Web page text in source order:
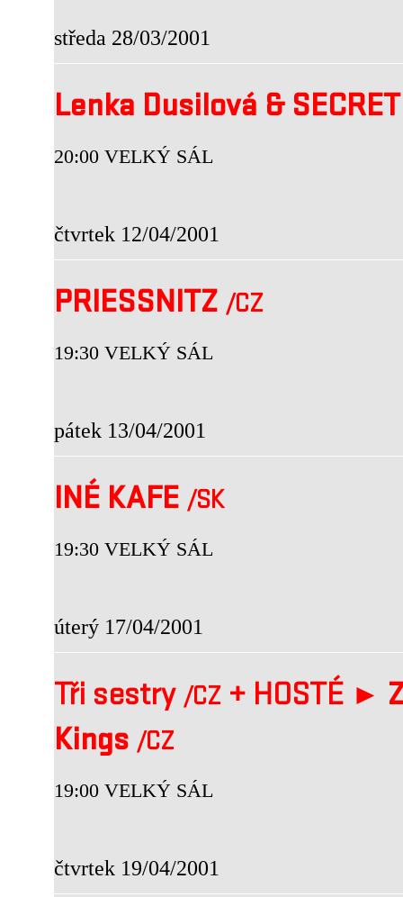
středa 28/03/2001
Lenka Dusilová &
20:00 VELKÝ SÁL
čtvrtek 12/04/2001
PRIESSNITZ /CZ
19:30 VELKÝ SÁL
pátek 13/04/2001
INÉ KAFE /SK
19:30 VELKÝ SÁL
úterý 17/04/2001
Tři sestry /CZ + HOSTÉ ►
Kings /CZ
19:00 VELKÝ SÁL
čtvrtek 19/04/2001